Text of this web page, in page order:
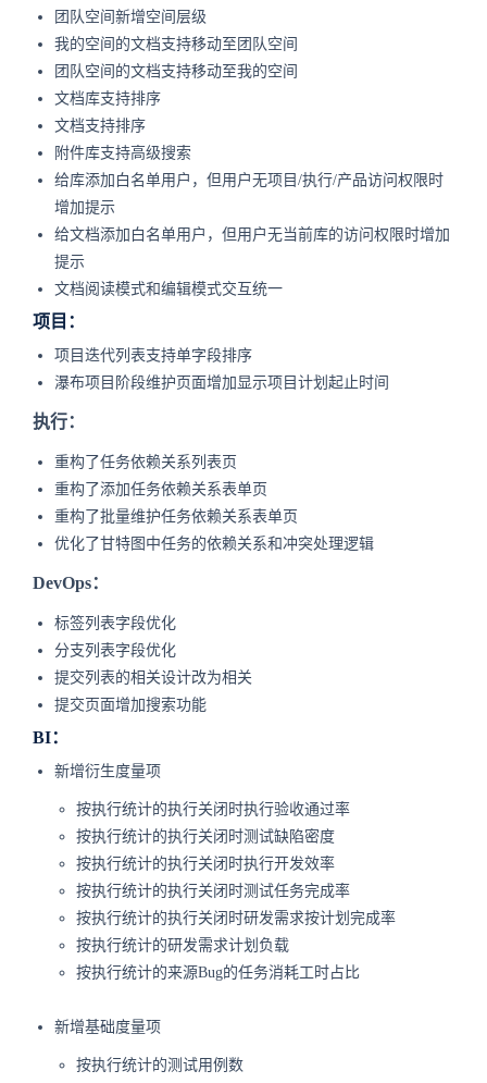
团队空间新增空间层级
我的空间的文档支持移动至团队空间
团队空间的文档支持移动至我的空间
文档库支持排序
文档支持排序
附件库支持高级搜索
给库添加白名单用户，但用户无项目/执行/产品访问权限时
增加提示
给文档添加白名单用户，但用户无当前库的访问权限时增加
提示
文档阅读模式和编辑模式交互统一
项目：
项目迭代列表支持单字段排序
瀑布项目阶段维护页面增加显示项目计划起止时间
执行：
重构了任务依赖关系列表页
重构了添加任务依赖关系表单页
重构了批量维护任务依赖关系表单页
优化了甘特图中任务的依赖关系和冲突处理逻辑
DevOps：
标签列表字段优化
分支列表字段优化
提交列表的相关设计改为相关
提交页面增加搜索功能
BI：
新增衍生度量项
按执行统计的执行关闭时执行验收通过率
按执行统计的执行关闭时测试缺陷密度
按执行统计的执行关闭时执行开发效率
按执行统计的执行关闭时测试任务完成率
按执行统计的执行关闭时研发需求按计划完成率
按执行统计的研发需求计划负载
按执行统计的来源Bug的任务消耗工时占比
新增基础度量项
按执行统计的测试用例数